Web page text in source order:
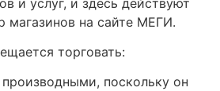
магазинов на сайте МЕГИ.
торговать:
поскольку он